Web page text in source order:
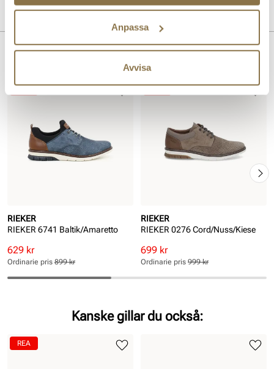
Anpassa
Avvisa
:Infettat skinn
Märke
Liknande produkter
RIEKER
RIEKER 6741 Baltik/Amaretto
Rabatterat
pris
Pris
629 kr
Ordinarie
pris
Pris
Ordinarie pris 899 kr
RIEKER
RIEKER 0276 Cord/Nuss/Kiese
Rabatterat
pris
Pris
699 kr
Ordinarie
pris
Pris
Ordinarie pris 999 kr
Kanske gillar du också:
REA